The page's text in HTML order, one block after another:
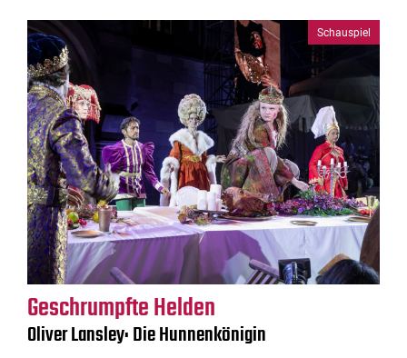
Schauspiel
Geschrumpfte Helden
Oliver Lansley: Die Hunnenkönigin